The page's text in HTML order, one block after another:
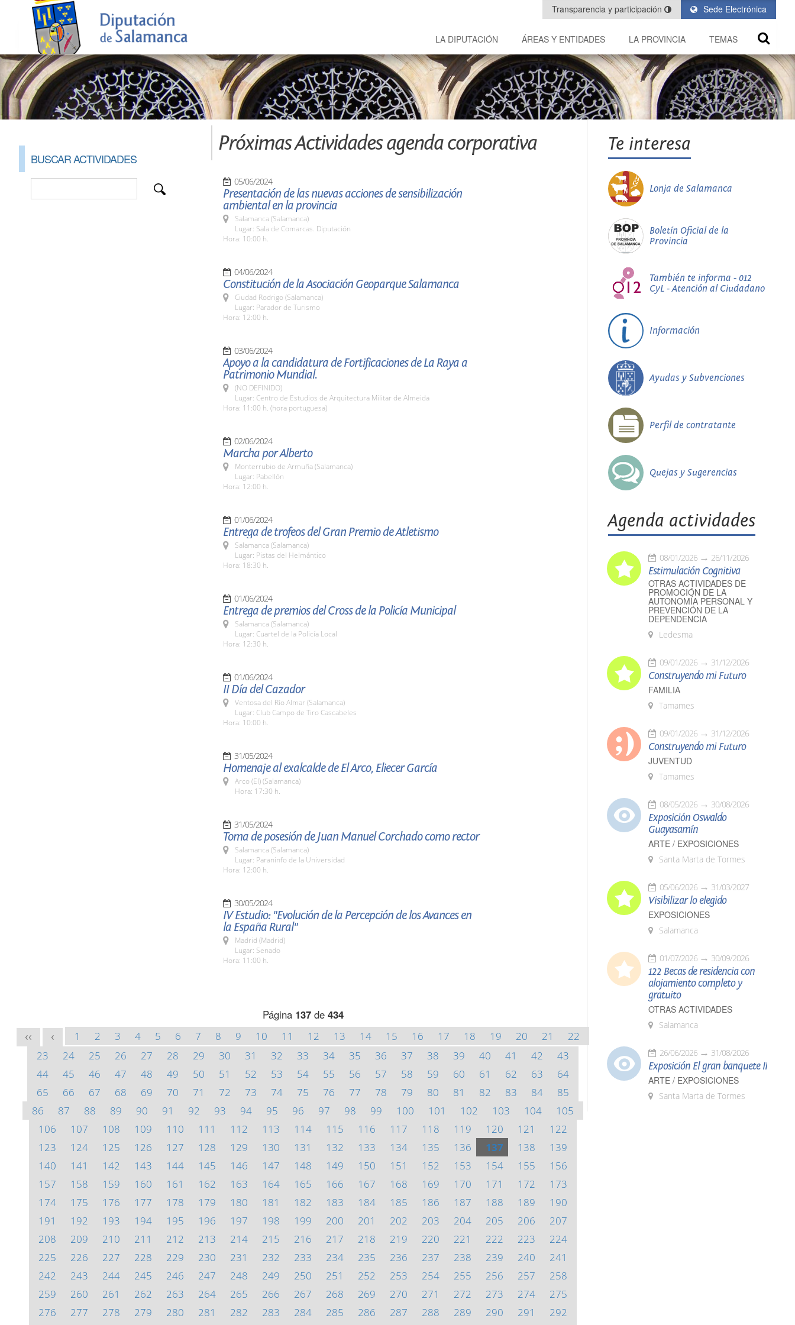
Sede Electrónica
Transparencia y participación
LA DIPUTACIÓN ÁREAS Y ENTIDADES LA PROVINCIA TEMAS
BUSCAR ACTIVIDADES
Próximas Actividades agenda corporativa
05/06/2024
Presentación de las nuevas acciones de sensibilización
ambiental en la provincia
Salamanca (Salamanca)
Lugar: Sala de Comarcas. Diputación
Hora: 10:00 h.
04/06/2024
Constitución de la Asociación Geoparque Salamanca
Ciudad Rodrigo (Salamanca)
Lugar: Parador de Turismo
Hora: 12:00 h.
03/06/2024
Apoyo a la candidatura de Fortificaciones de La Raya a
Patrimonio Mundial.
(NO DEFINIDO)
Lugar: Centro de Estudios de Arquitectura Militar de Almeida
Hora: 11:00 h. (hora portuguesa)
02/06/2024
Marcha por Alberto
Monterrubio de Armuña (Salamanca)
Lugar: Pabellón
Hora: 12:00 h.
01/06/2024
Entrega de trofeos del Gran Premio de Atletismo
Salamanca (Salamanca)
Lugar: Pistas del Helmántico
Hora: 18:30 h.
01/06/2024
Entrega de premios del Cross de la Policía Municipal
Salamanca (Salamanca)
Lugar: Cuartel de la Policía Local
Hora: 12:30 h.
01/06/2024
II Día del Cazador
Ventosa del Río Almar (Salamanca)
Lugar: Club Campo de Tiro Cascabeles
Hora: 10:00 h.
31/05/2024
Homenaje al exalcalde de El Arco, Eliecer García
Arco (El) (Salamanca)
Hora: 17:30 h.
31/05/2024
Toma de posesión de Juan Manuel Corchado como rector
Salamanca (Salamanca)
Lugar: Paraninfo de la Universidad
Hora: 12:00 h.
30/05/2024
IV Estudio: "Evolución de la Percepción de los Avances en
la España Rural"
Madrid (Madrid)
Lugar: Senado
Hora: 11:00 h.
Página 137de 434
<< < 1 2 3 4 5 6 7 8 9 10 11 12 13 14 15 16 17 18 19 20 21
22
23
24 25 26 27 28 29 30 31 32 33 34 35 36 37 38 39 40 41 42
43
44
45 46 47 48 49 50 51 52 53 54 55 56 57 58 59 60 61 62 63
64
65
66 67 68 69 70 71 72 73 74 75 76 77 78 79 80 81 82 83 84
85
86
87 88 89 90 91 92 93 94 95 96 97 98 99 100 101 102 103 104
105
106
107 108 109 110 111 112 113 114 115 116 117 118 119 120 121
122
123
124 125 126 127 128 129 130 131 132 133 134 135 136 137 138
139
140
141 142 143 144 145 146 147 148 149 150 151 152 153 154 155
156
157
158 159 160 161 162 163 164 165 166 167 168 169 170 171 172
173
174
175 176 177 178 179 180 181 182 183 184 185 186 187 188 189
190
191
192 193 194 195 196 197 198 199 200 201 202 203 204 205 206
207
208
209 210 211 212 213 214 215 216 217 218 219 220 221 222 223
224
225
226 227 228 229 230 231 232 233 234 235 236 237 238 239 240
241
242
243 244 245 246 247 248 249 250 251 252 253 254 255 256 257
258
259
260 261 262 263 264 265 266 267 268 269 270 271 272 273 274
275
276
277 278 279 280 281 282 283 284 285 286 287 288 289 290 291
292
Te interesa
Lonja de Salamanca
Boletín Oficial de la
Provincia
También te informa - 012
CyL - Atención al Ciudadano
Información
Ayudas y Subvenciones
Perfil de contratante
Quejas y Sugerencias
Agenda actividades
08/01/2026 26/11/2026
Estimulación Cognitiva
OTRAS ACTIVIDADES DE
PROMOCIÓN DE LA
AUTONOMÍA PERSONAL Y
PREVENCIÓN DE LA
DEPENDENCIA
Ledesma
09/01/2026 31/12/2026
Construyendo mi Futuro
FAMILIA
Tamames
09/01/2026 31/12/2026
Construyendo mi Futuro
JUVENTUD
Tamames
08/05/2026 30/08/2026
Exposición Oswaldo
Guayasamín
ARTE / EXPOSICIONES
Santa Marta de Tormes
05/06/2026 31/03/2027
Visibilizar lo elegido
EXPOSICIONES
Salamanca
01/07/2026 30/09/2026
122 Becas de residencia con
alojamiento completo y
gratuito
OTRAS ACTIVIDADES
Salamanca
26/06/2026 31/08/2026
Exposición El gran banquete II
ARTE / EXPOSICIONES
Santa Marta de Tormes